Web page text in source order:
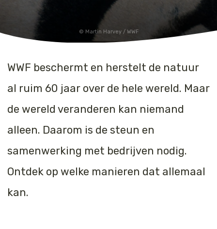
Martin Harvey / WWF
WWF beschermt en herstelt de natuur
al ruim 60 jaar over de hele wereld. Maar
de wereld veranderen kan niemand
alleen. Daarom is de steun en
samenwerking met bedrijven nodig.
Ontdek op welke manieren dat allemaal
kan.